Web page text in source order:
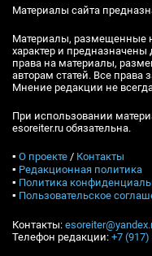
Материалы сайта
Материалы, размещенные
характер и предназначены
права на материалы,
авторам статей. Все
Мнение редакции не
При использовании
esoreiter.ru обязательна.
▪ О проекте / Контакты
▪ Редакционная политика
▪ Политика
▪ Пользовательское
Контакты:
Телефон редакции: +7 (917)